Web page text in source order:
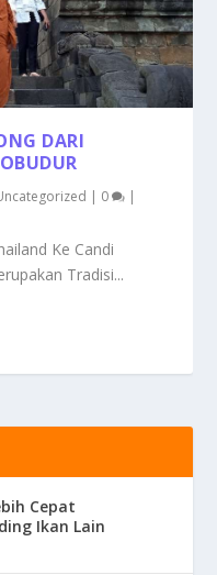
DARI
| 0 |
Ke Candi
Tradisi...
Cepat
Ikan Lain